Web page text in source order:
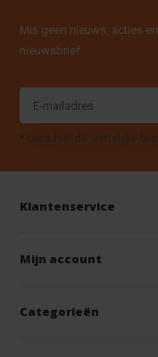
Mis geen nieuws, acties
nieuwsbrief
* Lees hier de wettelijke
Klantenservice
Mijn account
Categorieën